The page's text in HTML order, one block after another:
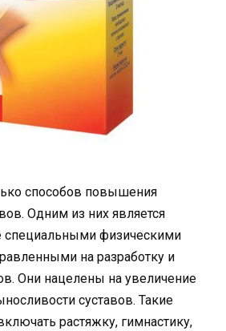
способов повышения
Одним из них является
специальными физическими
на разработку и
Они нацелены на увеличение
суставов. Такие
растяжку, гимнастику,